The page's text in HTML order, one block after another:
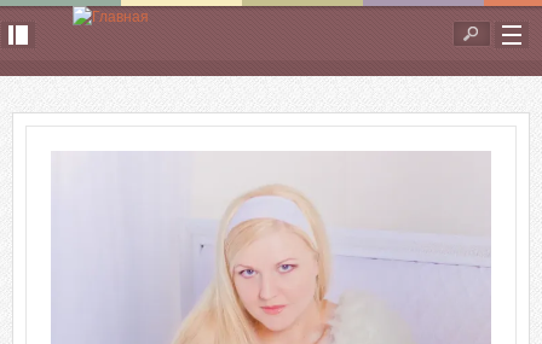
Перейти к основному содержанию
Форма
поиска